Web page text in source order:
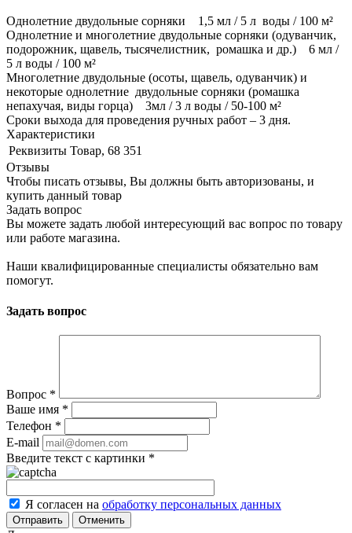
Однолетние двудольные сорняки 1,5 мл / 5 л воды / 100 м²
Однолетние и многолетние двудольные сорняки (одуванчик,
подорожник, щавель, тысячелистник, ромашка и др.) 6 мл /
5 л воды / 100 м²
Многолетние двудольные (осоты, щавель, одуванчик) и
некоторые однолетние двудольные сорняки (ромашка
непахучая, виды горца) 3мл / 3 л воды / 50-100 м²
Сроки выхода для проведения ручных работ – 3 дня.
Характеристики
Реквизиты Товар, 68 351
Отзывы
Чтобы писать отзывы, Вы должны быть авторизованы, и
купить данный товар
Задать вопрос
Вы можете задать любой интересующий вас вопрос по товару
или работе магазина.
Наши квалифицированные специалисты обязательно вам
помогут.
Задать вопрос
Вопрос *
Ваше имя *
Телефон *
E-mail
Введите текст с картинки *
Я согласен на обработку персональных данных
Отменить